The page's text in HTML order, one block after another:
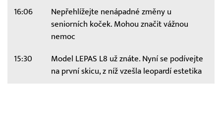
16:06
Nepřehlížejte nenápadné změny u
seniorních koček. Mohou značit vážnou
nemoc
15:30
Model LEPAS L8 už znáte. Nyní se podívejte
na první skicu, z níž vzešla leopardí estetika